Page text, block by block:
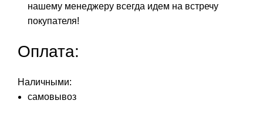
нашему менеджеру всегда идем на встречу
покупателя!
Оплата:
Наличными:
самовывоз